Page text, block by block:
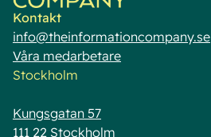
Kontakt
info@theinformationcompany.se
Våra medarbetare
Stockholm
Kungsgatan 57
111 22 Stockholm